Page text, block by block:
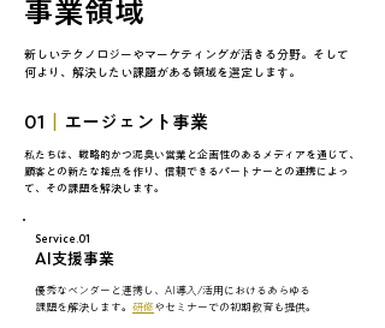
事業領域
新しいテクノロジーやマーケティングが活きる分野。そして
何より、解決したい課題がある領域を選定します。
01 エージェント事業
私たちは、戦略的かつ泥臭い営業と企画性のあるメディアを通じて、
顧客との新たな接点を作り、信頼できるパートナーとの連携によっ
て、その課題を解決します。
Service.01
AI支援事業
優秀なベンダーと連携し、AI導入/活用におけるあらゆる
課題を解決します。 研修やセミナーでの初期教育も提供。